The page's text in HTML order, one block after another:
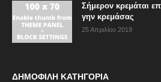
Σήμερον κρεμάται
γην κρεμάσας
25 Απριλίου 2019
ΔΗΜΟΦΙΛΗ ΚΑΤΗΓΟΡΙΑ